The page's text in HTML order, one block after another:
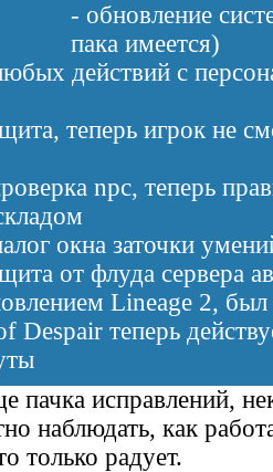
- обновление
пака имеется)
действий с
теперь игрок не
npc, теперь
окна заточки
от флуда сервера
Lineage 2,
Despair теперь
пачка исправлений,
наблюдать, как
только радует.